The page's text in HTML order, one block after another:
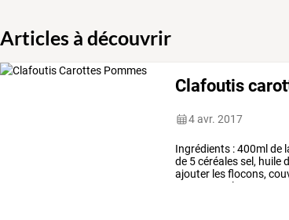
Articles à découvrir
Clafoutis
4 avr. 2017
Ingrédients :400ml de
de 5céréalessel, huile
ajouter lesflocons,
les